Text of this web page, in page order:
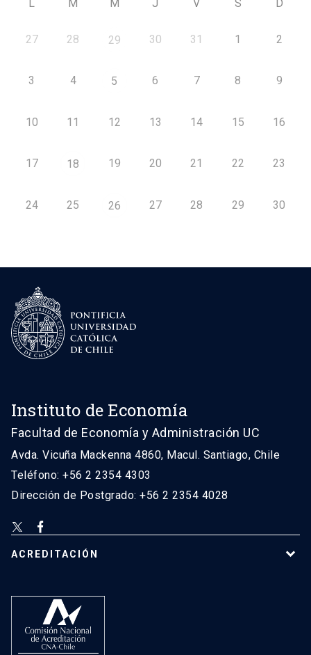
L M M J V S D
27 28 29 30 31 1 2
3 4 5 6 7 8 9
10 11 12 13 14 15 16
17 18 19 20 21 22 23
24 25 26 27 28 29 30
Instituto de Economía
Facultad de Economía y Administración UC
Avda. Vicuña Mackenna 4860, Macul. Santiago, Chile
Teléfono: +56 2 2354 4303
Dirección de Postgrado: +56 2 2354 4028
ACREDITACIÓN